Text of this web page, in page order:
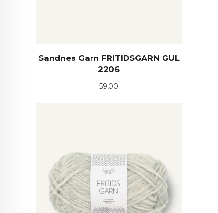
Sandnes Garn FRITIDSGARN GUL
2206
Pris
59,00